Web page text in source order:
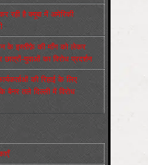
रही है क्यूबा में अमेरिकी
के इस्तीफ़े की माँग को लेकर
युवाओं का विरोध प्रदर्शन
की रिहाई के लिए
बैनर तले दिल्ली में विरोध